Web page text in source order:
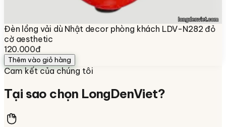
Đèn lồng vải dù Nhật decor phòng khách LDV-N282 đỏ
cờ aesthetic
120.000đ
Thêm vào giỏ hàng
Cam kết của chúng tôi
Tại sao chọn LongDenViet?